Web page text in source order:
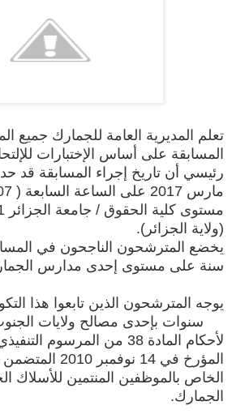
تعلم المديرية العامة للجمارك جميع
المسابقة على أساس الإختبارات
(ولاية الجزائر).
يخضع المترشحون الناجحون في
سنة على مستوى إحدى مدارس
يوجه المترشحون الذين تابعوا هذا
المؤرخ في 14
الخاص بالموظفين المنتمين للأسلاك
الجمارك.